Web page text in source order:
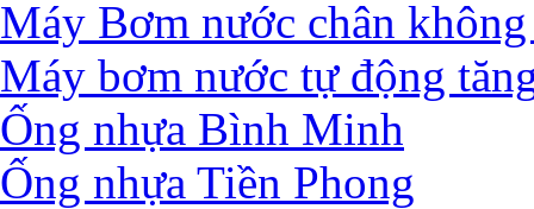
Máy Bơm nước chân
Máy bơm nước tự động
Ống nhựa Bình Minh
Ống nhựa Tiền Phong